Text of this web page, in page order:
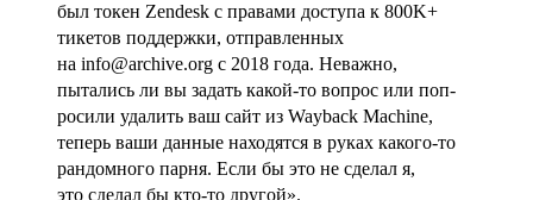
был токен Zendesk с пра­вами дос­тупа к 800K+
тикетов под­дер­жки, отправ­ленных
на info@archive.org с 2018 года. Неваж­но,
пытались ли вы задать какой‑то воп­рос или поп­
росили уда­лить ваш сайт из Wayback Machine,
теперь ваши дан­ные находят­ся в руках какого‑то
ран­домно­го пар­ня. Если бы это не сде­лал я,
это сде­лал бы кто‑то дру­гой».